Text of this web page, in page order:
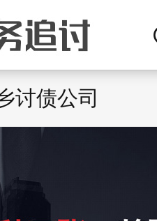
讨债公司